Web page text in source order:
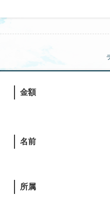
金額
名前
所属